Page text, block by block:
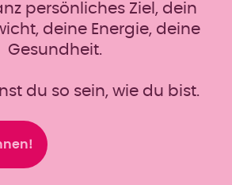
persönliches Ziel, dein
deine Energie, deine
Gesundheit.
du so sein, wie du bist.